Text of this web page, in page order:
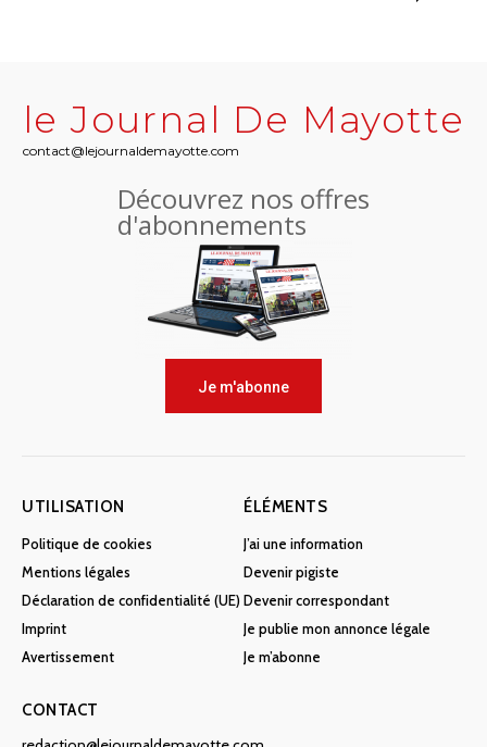
le Journal De Mayotte
contact@lejournaldemayotte.com
Découvrez nos offres
d'abonnements
Je m'abonne
UTILISATION
Politique de cookies
Mentions légales
Déclaration de confidentialité (UE)
Imprint
Avertissement
ÉLÉMENTS
J’ai une information
Devenir pigiste
Devenir correspondant
Je publie mon annonce légale
Je m’abonne
CONTACT